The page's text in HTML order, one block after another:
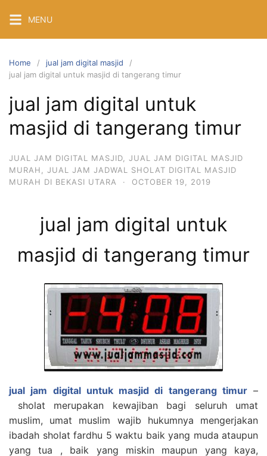
content
MENU
Home
jual jam digital masjid
jual jam digital untuk masjid di tangerang timur
jual jam digital untuk
masjid di tangerang timur
JUAL JAM DIGITAL MASJID
JUAL JAM DIGITAL MASJID
MURAH
JUAL JAM JADWAL SHOLAT DIGITAL MASJID
MURAH DI BEKASI UTARA
· OCTOBER 19, 2019
jual jam digital untuk
masjid di tangerang timur
jual jam digital untuk masjid di tangerang timur–
sholat merupakan kewajiban bagi seluruh umat
muslim, umat muslim wajib hukumnya mengerjakan
ibadah sholat fardhu 5 waktu baik yang muda ataupun
yang tua , baik yang miskin maupun yang kaya,